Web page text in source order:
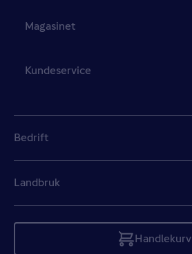
Magasinet
Kundeservice
Bedrift
Landbruk
Handlekurv
Tom